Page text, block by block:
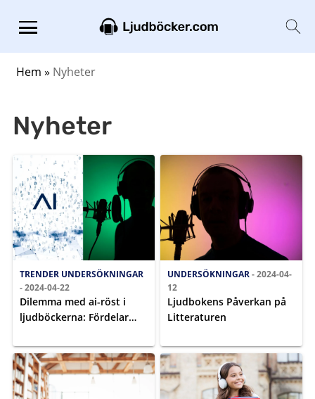
Hem » Nyheter
Nyheter
TRENDER UNDERSÖKNINGAR
- 2024-04-22
Dilemma med ai-röst i
ljudböckerna: Fördelar
UNDERSÖKNINGAR- 2024-04-
12
Ljudbokens Påverkan på
Litteraturen